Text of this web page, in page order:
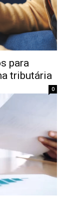
para
tributária
0